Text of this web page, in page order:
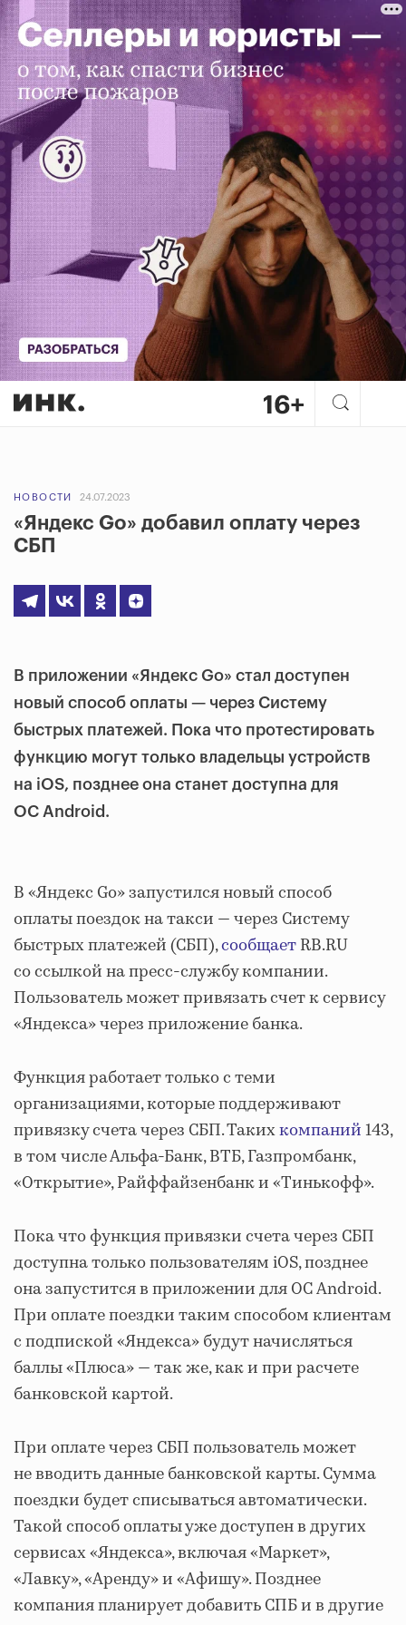
НОВОСТИ 24.07.2023
«Яндекс Go» добавил оплату через
СБП
В приложении «Яндекс Go» стал доступен
новый способ оплаты — через Систему
быстрых платежей. Пока что протестировать
функцию могут только владельцы устройств
на iOS, позднее она станет доступна для
ОС Android.
В «Яндекс Go» запустился новый способ
оплаты поездок на такси — через Систему
быстрых платежей (СБП),сообщаетRB.RU
со ссылкой на пресс-службу компании.
Пользователь может привязать счет к сервису
«Яндекса» через приложение банка.
Функция работает только с теми
организациями, которые поддерживают
привязку счета через СБП. Такихкомпаний 143,
в том числе Альфа-Банк, ВТБ, Газпромбанк,
«Открытие», Райффайзенбанк и «Тинькофф».
Пока что функция привязки счета через СБП
доступна только пользователям iOS, позднее
она запустится в приложении для ОС Android.
При оплате поездки таким способом клиентам
с подпиской «Яндекса» будут начисляться
баллы «Плюса» — так же, как и при расчете
банковской картой.
При оплате через СБП пользователь может
не вводить данные банковской карты. Сумма
поездки будет списываться автоматически.
Такой способ оплаты уже доступен в других
сервисах «Яндекса», включая «Маркет»,
«Лавку», «Аренду» и «Афишу». Позднее
компания планирует добавить СПБ и в другие